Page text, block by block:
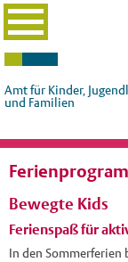
Amt für Kinder,
und Familien
Bewegte Kids
Ferienspaß für
In den Sommerferien